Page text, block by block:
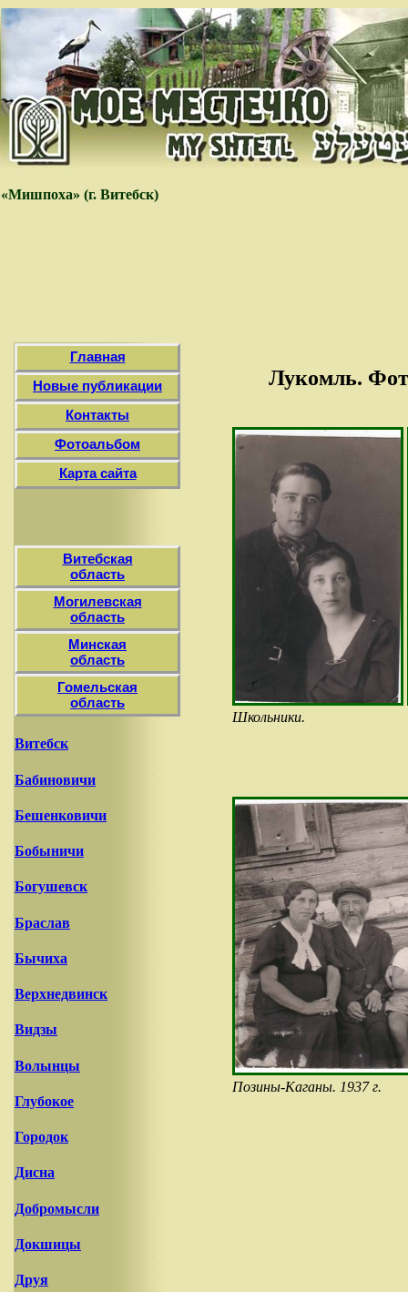
«Мишпоха» (г. Витебск)
Главная
Новые публикации
Контакты
Фотоальбом
Карта сайта
Витебская
область
Могилевская
область
Минская
область
Гомельская
область
Витебск
Бабиновичи
Бешенковичи
Бобыничи
Богушевск
Браслав
Бычиха
Верхнедвинск
Видзы
Волынцы
Глубокое
Городок
Дисна
Добромысли
Докшицы
Друя
Лукомль.
Школьники.
Позины-Каганы. 1937 г.